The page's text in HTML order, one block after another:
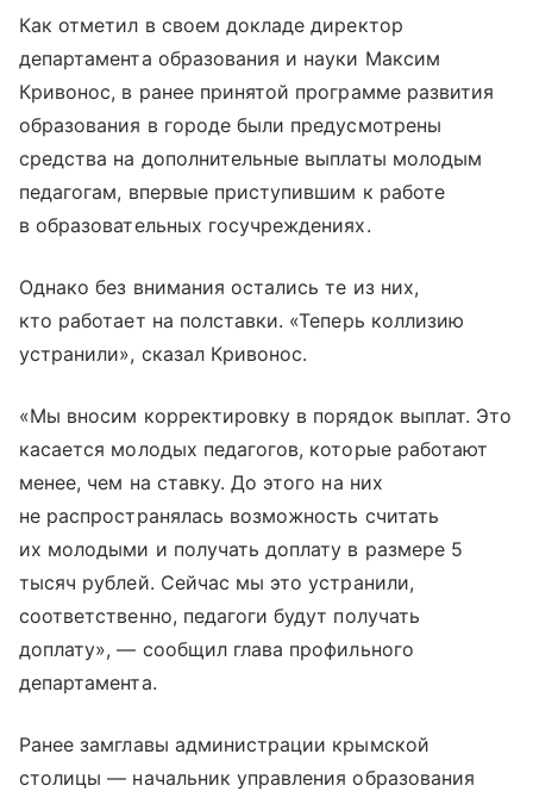
Как отметил в своем докладе директор
департамента образования и науки Максим
Кривонос, в ранее принятой программе развития
образования в городе были предусмотрены
средства на дополнительные выплаты молодым
педагогам, впервые приступившим к работе
в образовательных госучреждениях.
Однако без внимания остались те из них,
кто работает на полставки. «Теперь коллизию
устранили», сказал Кривонос.
«Мы вносим корректировку в порядок выплат. Это
касается молодых педагогов, которые работают
менее, чем на ставку. До этого на них
не распространялась возможность считать
их молодыми и получать доплату в размере 5
тысяч рублей. Сейчас мы это устранили,
соответственно, педагоги будут получать
доплату», — сообщил глава профильного
департамента.
Ранее замглавы администрации крымской
столицы — начальник управления образования